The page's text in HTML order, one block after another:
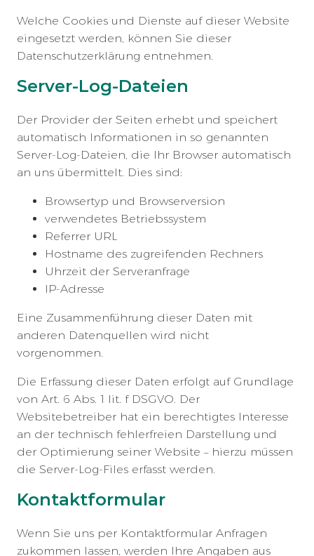
Welche Cookies und Dienste auf dieser Website
eingesetzt werden, können Sie dieser
Datenschutzerklärung entnehmen.
Server-Log-Dateien
Der Provider der Seiten erhebt und speichert
automatisch Informationen in so genannten
Server-Log-Dateien, die Ihr Browser automatisch
an uns übermittelt. Dies sind:
Browsertyp und Browserversion
verwendetes Betriebssystem
Referrer URL
Hostname des zugreifenden Rechners
Uhrzeit der Serveranfrage
IP-Adresse
Eine Zusammenführung dieser Daten mit
anderen Datenquellen wird nicht
vorgenommen.
Die Erfassung dieser Daten erfolgt auf Grundlage
von Art. 6 Abs. 1 lit. f DSGVO. Der
Websitebetreiber hat ein berechtigtes Interesse
an der technisch fehlerfreien Darstellung und
der Optimierung seiner Website – hierzu müssen
die Server-Log-Files erfasst werden.
Kontaktformular
Wenn Sie uns per Kontaktformular Anfragen
zukommen lassen, werden Ihre Angaben aus